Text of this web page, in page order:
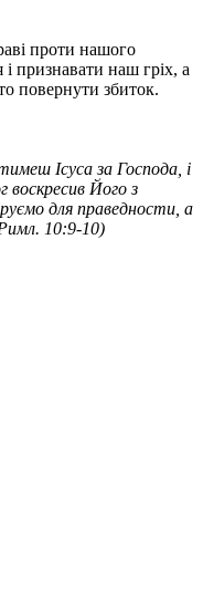
проти нашого
признавати наш гріх, а
повернути збиток.
Ісуса за Господа, і
воскресив Його з
для праведности, а
10:9-10)